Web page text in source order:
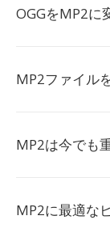
OGGをMP2に
MP2ファイル
MP2は今でも
MP2に最適な